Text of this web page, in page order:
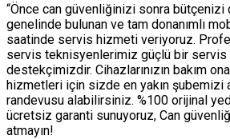
“Önce can güvenliğinizi sonra bütçenizi
genelinde bulunan ve tam donanımlı
saatinde servis hizmeti veriyoruz.
servis teknisyenlerimiz güçlü bir servis
destekçimizdir. Cihazlarınızın bakım
hizmetleri için sizde en yakın şubemizi
randevusu alabilirsiniz. %100 orijinal
ücretsiz garanti sunuyoruz, Can
atmayın!